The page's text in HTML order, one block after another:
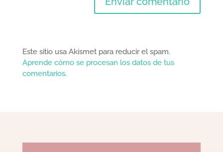
Este sitio usa Akismet para reducir el spam.
Aprende cómo se procesan los datos de tus
comentarios.